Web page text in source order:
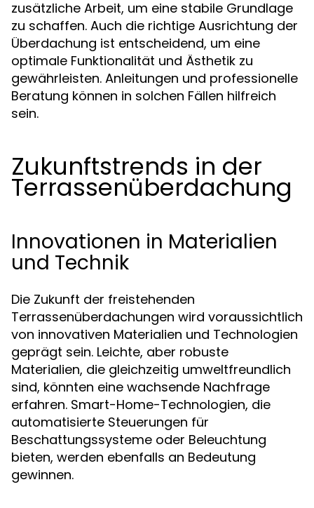
zusätzliche Arbeit, um eine stabile Grundlage
zu schaffen. Auch die richtige Ausrichtung der
Überdachung ist entscheidend, um eine
optimale Funktionalität und Ästhetik zu
gewährleisten. Anleitungen und professionelle
Beratung können in solchen Fällen hilfreich
sein.
Zukunftstrends in der
Terrassenüberdachung
Innovationen in Materialien
und Technik
Die Zukunft der freistehenden
Terrassenüberdachungen wird voraussichtlich
von innovativen Materialien und Technologien
geprägt sein. Leichte, aber robuste
Materialien, die gleichzeitig umweltfreundlich
sind, könnten eine wachsende Nachfrage
erfahren. Smart-Home-Technologien, die
automatisierte Steuerungen für
Beschattungssysteme oder Beleuchtung
bieten, werden ebenfalls an Bedeutung
gewinnen.